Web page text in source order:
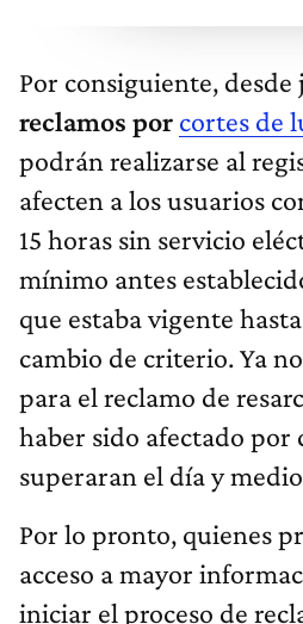
Por consiguiente,
reclamos por cortes de
podrán realizarse al
afecten a los usuarios
15 horas sin servicio
mínimo antes
que estaba vigente
cambio de criterio. Ya
para el reclamo de
haber sido afectado por
superaran el día y
Por lo pronto, quienes
acceso a mayor
iniciar el proceso de